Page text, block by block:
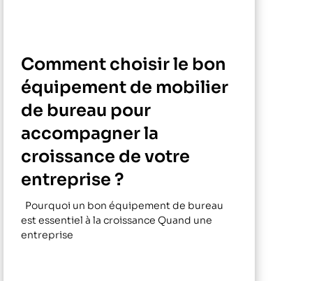
Comment choisir le bon
équipement de mobilier
de bureau pour
accompagner la
croissance de votre
entreprise ?
Pourquoi un bon équipement de bureau
est essentiel à la croissance Quand une
entreprise